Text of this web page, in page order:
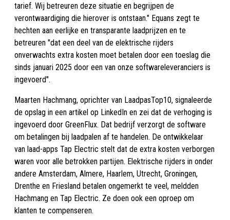
tarief. Wij betreuren deze situatie en begrijpen de
verontwaardiging die hierover is ontstaan." Equans zegt te
hechten aan eerlijke en transparante laadprijzen en te
betreuren "dat een deel van de elektrische rijders
onverwachts extra kosten moet betalen door een toeslag die
sinds januari 2025 door een van onze softwareleveranciers is
ingevoerd".
Maarten Hachmang, oprichter van LaadpasTop10, signaleerde
de opslag in een artikel op LinkedIn en zei dat de verhoging is
ingevoerd door GreenFlux. Dat bedrijf verzorgt de software
om betalingen bij laadpalen af te handelen. De ontwikkelaar
van laad-apps Tap Electric stelt dat de extra kosten verborgen
waren voor alle betrokken partijen. Elektrische rijders in onder
andere Amsterdam, Almere, Haarlem, Utrecht, Groningen,
Drenthe en Friesland betalen ongemerkt te veel, meldden
Hachmang en Tap Electric. Ze doen ook een oproep om
klanten te compenseren.